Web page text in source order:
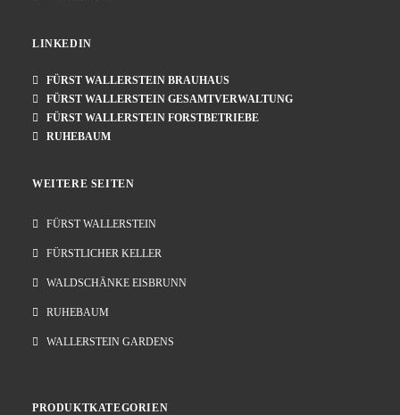
LINKEDIN
FÜRST WALLERSTEIN BRAUHAUS
FÜRST WALLERSTEIN GESAMTVERWALTUNG
FÜRST WALLERSTEIN FORSTBETRIEBE
RUHEBAUM
WEITERE SEITEN
FÜRST WALLERSTEIN
FÜRSTLICHER KELLER
WALDSCHÄNKE EISBRUNN
RUHEBAUM
WALLERSTEIN GARDENS
PRODUKTKATEGORIEN